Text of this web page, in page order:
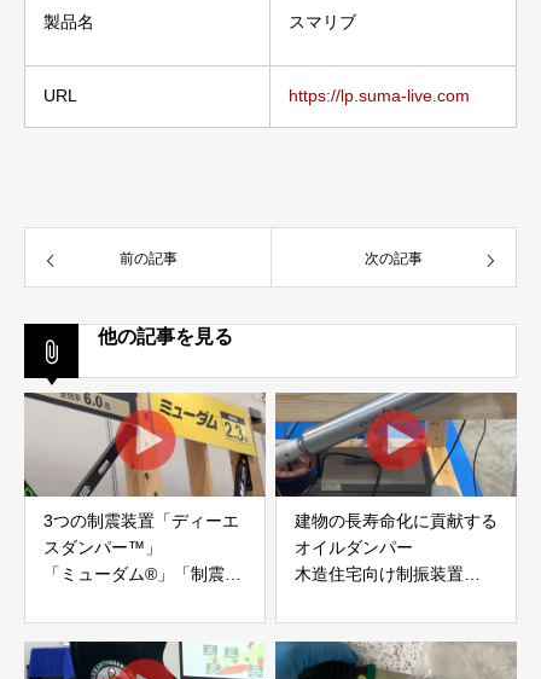
製品名 スマリブ
URL https://lp.suma-live.com
前の記事 次の記事
他の記事を見る
3つの制震装置「ディーエ
スダンパー™」
「ミューダム®」「制震テ
アイディールブレーン株式
会社
建物の長寿命化に貢献する
オイルダンパー
木造住宅向け制振装置
株式会社evoltz